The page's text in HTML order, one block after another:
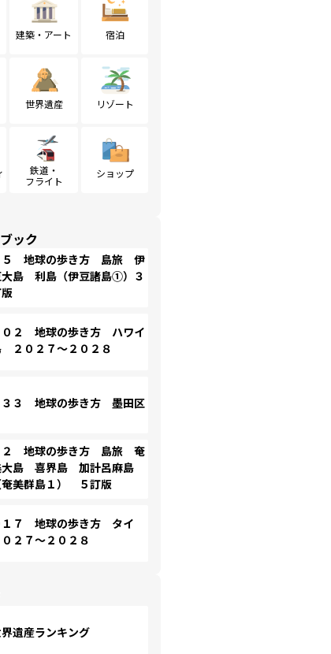
建築・アート 宿泊
世界遺産 リゾート
鉄道・
フライト
ショップ
ック
５ 地球の歩き方 島旅 伊
大島 利島（伊豆諸島①）３
０２ 地球の歩き方 ハワイ
２０２７～２０２８
３３ 地球の歩き方 墨田区
２ 地球の歩き方 島旅 奄
大島 喜界島 加計呂麻島
奄美群島１） ５訂版
１７ 地球の歩き方 タイ
０２７～２０２８
遺産ランキング